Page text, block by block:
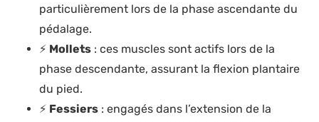
particulièrement lors de la phase ascendante du
pédalage.
⚡ Mollets : ces muscles sont actifs lors de la
phase descendante, assurant la flexion plantaire
du pied.
⚡ Fessiers : engagés dans l’extension de la